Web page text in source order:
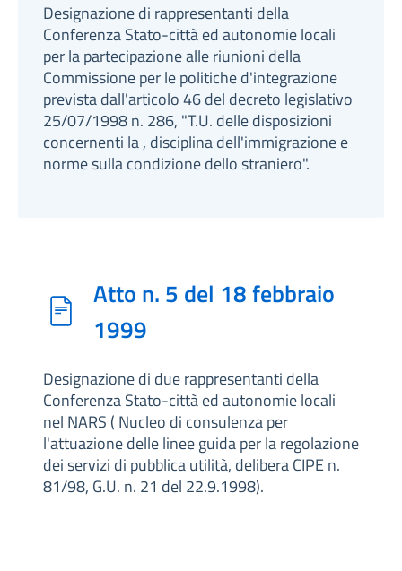
Designazione di rappresentanti della
Conferenza Stato-città ed autonomie locali
per la partecipazione alle riunioni della
Commissione per le politiche d'integrazione
prevista dall'articolo 46 del decreto legislativo
25/07/1998 n. 286, "T.U. delle disposizioni
concernenti la , disciplina dell'immigrazione e
norme sulla condizione dello straniero".
Atto n. 5 del 18 febbraio
1999
Designazione di due rappresentanti della
Conferenza Stato-città ed autonomie locali
nel NARS ( Nucleo di consulenza per
l'attuazione delle linee guida per la regolazione
dei servizi di pubblica utilità, delibera CIPE n.
81/98, G.U. n. 21 del 22.9.1998).